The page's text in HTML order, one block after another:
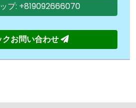
プ: +819092666070
クお問い合わせ